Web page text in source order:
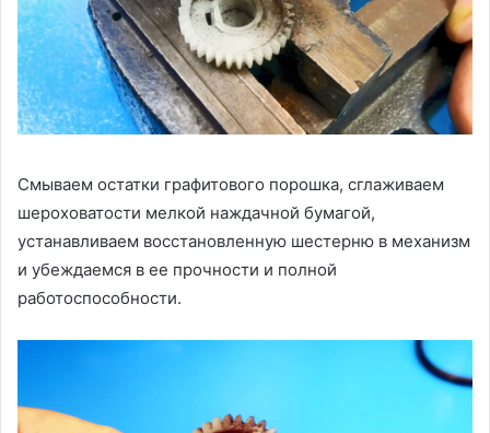
Смываем остатки графитового порошка, сглаживаем
шероховатости мелкой наждачной бумагой,
устанавливаем восстановленную шестерню в механизм
и убеждаемся в ее прочности и полной
работоспособности.